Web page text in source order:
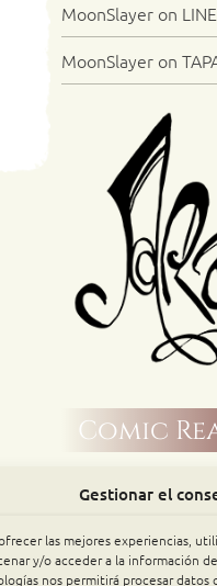
Gestionar el
las mejores experiencias,
y/o acceder a la información
nos permitirá procesar
MoonSlayer on
MoonSlayer on
Comic
Archive Binge
Comic Rocket